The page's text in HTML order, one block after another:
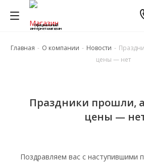
Официальный
интернет-магазин
Главная - О компании - Новости -
цены — нет
Праздники прошли,
цены —
Поздравляем вас с наступившими